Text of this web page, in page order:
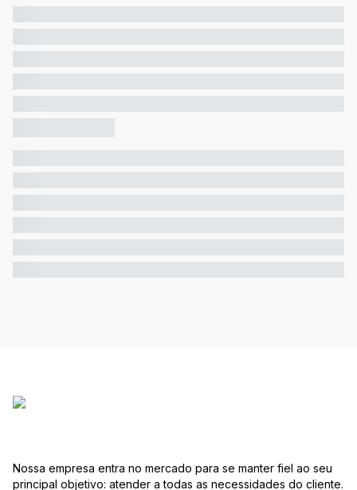
Nossa empresa entra no mercado para se manter fiel ao seu
principal objetivo: atender a todas as necessidades do cliente.